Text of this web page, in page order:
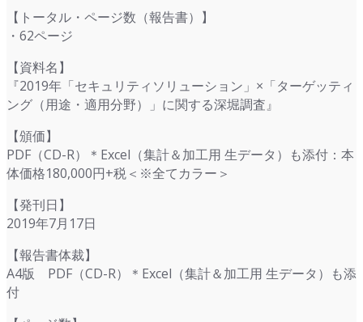
【トータル・ページ数（報告書）】
・62ページ
【資料名】
『2019年「セキュリティソリューション」×「ターゲッティ
ング（用途・適用分野）」に関する深堀調査』
【頒価】
PDF（CD-R）＊Excel（集計＆加工用 生データ）も添付：本
体価格180,000円+税＜※全てカラー＞
【発刊日】
2019年7月17日
【報告書体裁】
A4版 PDF（CD-R）＊Excel（集計＆加工用 生データ）も添
付